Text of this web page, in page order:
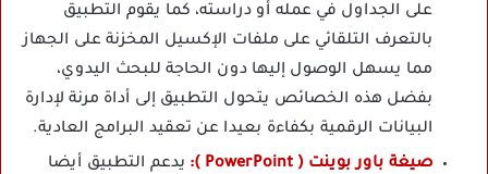
على الجداول في عمله أو دراسته، كما يقوم التطبيق
بالتعرف التلقائي على ملفات الإكسيل المخزنة على الجهاز
مما يسهل الوصول إليها دون الحاجة للبحث اليدوي،
بفضل هذه الخصائص يتحول التطبيق إلى أداة مرنة لإدارة
البيانات الرقمية بكفاءة بعيدا عن تعقيد البرامج العادية.
صيغة باور بوينت ( PowerPoint ):
يدعم التطبيق أيضا